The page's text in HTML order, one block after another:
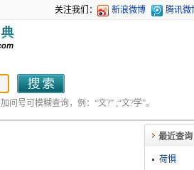
关注我们： 新浪微博 腾讯微
问号可模糊查询，例：“文?” ;“文?学”。
最近查询
荷惧